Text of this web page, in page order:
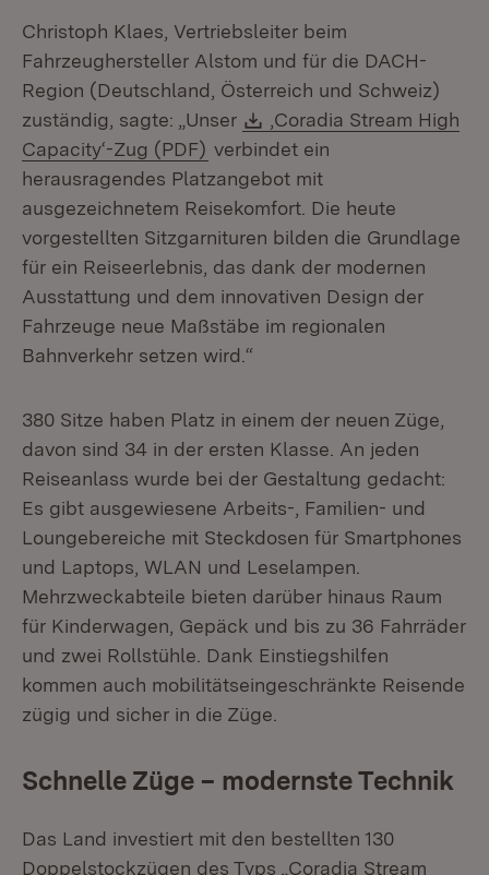
Christoph Klaes, Vertriebsleiter beim
Fahrzeughersteller Alstom und für die DACH-
Region (Deutschland, Österreich und Schweiz)
zuständig, sagte: „Unser
Download:
‚Coradia Stream High
Capacity‘-Zug (PDF) (Öffnet in neuem Fenster)
verbindet ein
herausragendes Platzangebot mit
ausgezeichnetem Reisekomfort. Die heute
vorgestellten Sitzgarnituren bilden die Grundlage
für ein Reiseerlebnis, das dank der modernen
Ausstattung und dem innovativen Design der
Fahrzeuge neue Maßstäbe im regionalen
Bahnverkehr setzen wird.“
380 Sitze haben Platz in einem der neuen Züge,
davon sind 34 in der ersten Klasse. An jeden
Reiseanlass wurde bei der Gestaltung gedacht:
Es gibt ausgewiesene Arbeits-, Familien- und
Loungebereiche mit Steckdosen für Smartphones
und Laptops, WLAN und Leselampen.
Mehrzweckabteile bieten darüber hinaus Raum
für Kinderwagen, Gepäck und bis zu 36 Fahrräder
und zwei Rollstühle. Dank Einstiegshilfen
kommen auch mobilitätseingeschränkte Reisende
zügig und sicher in die Züge.
Schnelle Züge – modernste Technik
Das Land investiert mit den bestellten 130
Doppelstockzügen des Typs „Coradia Stream